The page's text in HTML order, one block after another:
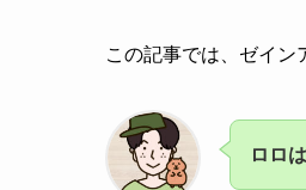
この記事では、ゼイン
ロロ